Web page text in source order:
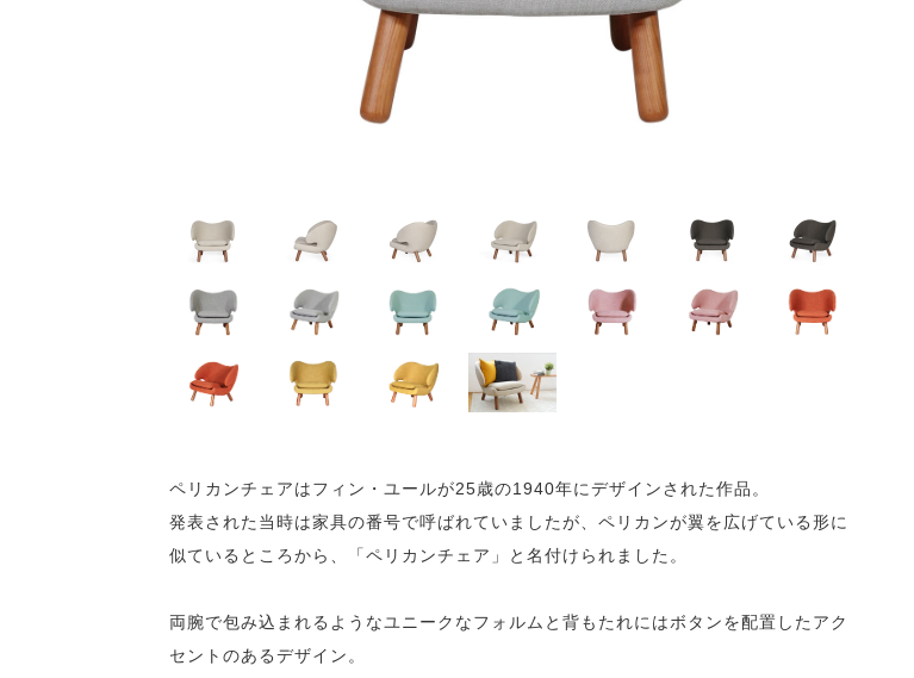
ペリカンチェアはフィン・ユールが25歳の1940年にデザインされた作品。
発表された当時は家具の番号で呼ばれていましたが、ペリカンが翼を広げている形に
似ているところから、「ペリカンチェア」と名付けられました。
両腕で包み込まれるようなユニークなフォルムと背もたれにはボタンを配置したアク
セントのあるデザイン。